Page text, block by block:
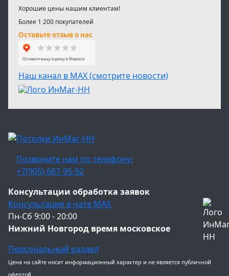
Хорошие цены нашим клиентам!
Более 1 200 покупателей
Оставьте отзыв о нас
Наш канал в МАХ (смотрите новости)
Позвоните нам по телефону:
+7(905) 667-95-92
Консультации обработка заявок
Консультация в чате МАХ
Пн-Сб 9:00 - 20:00
Нижний Новгород время московское
Персональный раздел
Цена на сайте носит информационный характер и не является публичной
офертой